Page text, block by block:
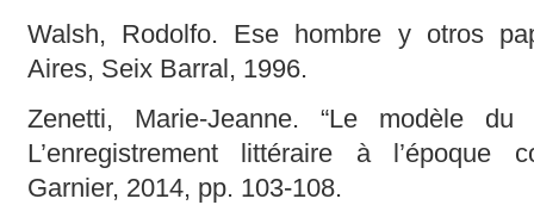
Walsh, Rodolfo. Ese hombre y otros
Aires, Seix Barral, 1996.
Zenetti, Marie-Jeanne. “Le modèle du
L’enregistrement littéraire à l’époque
Garnier, 2014, pp. 103-108.